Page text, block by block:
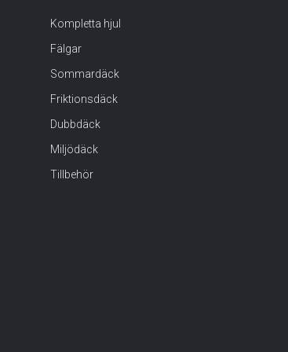
Kompletta hjul
Fälgar
Sommardäck
Friktionsdäck
Dubbdäck
Miljödäck
Tillbehör